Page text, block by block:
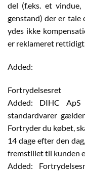
del (f.eks. et
genstand) der er tale
ydes ikke
er reklameret
Added:
Fortrydelsesret
Added: DIHC
standardvarer
Fortryder du købet,
14 dage efter den
fremstillet til kunden
Added: